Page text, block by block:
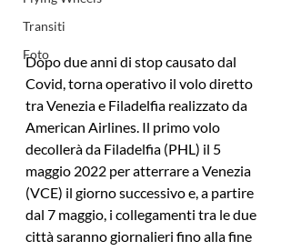
Transiti
Foto
Dopo due anni di stop causato dal
Covid, torna operativo il volo diretto
tra Venezia e Filadelfia realizzato da
American Airlines. Il primo volo
decollerà da Filadelfia (PHL) il 5
maggio 2022 per atterrare a Venezia
(VCE) il giorno successivo e, a partire
dal 7 maggio, i collegamenti tra le due
città saranno giornalieri fino alla fine